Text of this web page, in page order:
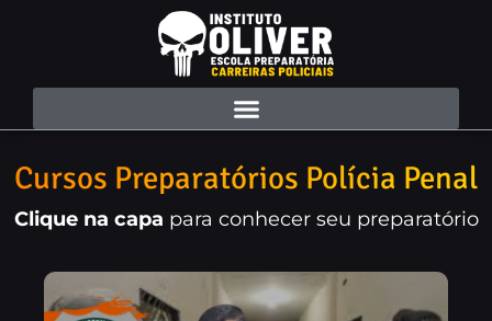
Cursos Preparatórios Polícia Penal
Clique na capa para conhecer seu preparatório